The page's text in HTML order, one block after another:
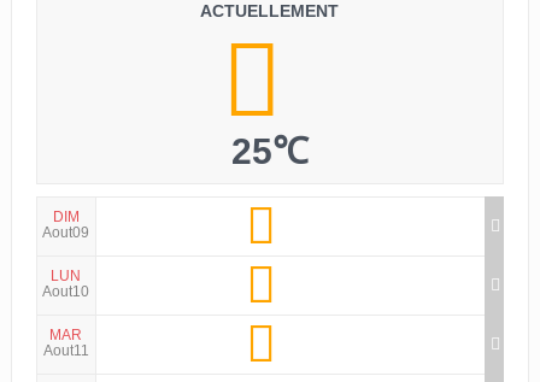
ACTUELLEMENT
25℃
DIM
Aout09
LUN
Aout10
MAR
Aout11